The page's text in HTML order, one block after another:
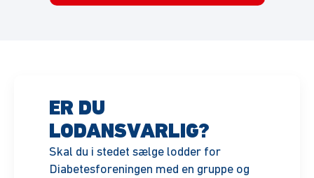
ER DU
LODANSVARLIG?
Skal du i stedet sælge lodder for
Diabetesforeningen med en gruppe og